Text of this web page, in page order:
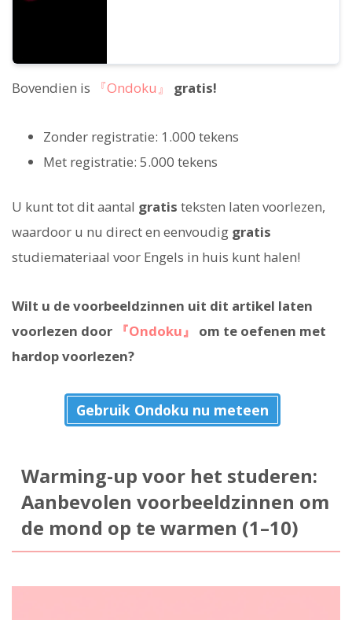
Bovendien is 『Ondoku』 gratis!
Zonder registratie: 1.000 tekens
Met registratie: 5.000 tekens
U kunt tot dit aantal gratis teksten laten voorlezen,
waardoor u nu direct en eenvoudig gratis
studiemateriaal voor Engels in huis kunt halen!
Wilt u de voorbeeldzinnen uit dit artikel laten
voorlezen door
『Ondoku』
om te oefenen met
hardop voorlezen?
Gebruik Ondoku nu meteen
Warming-up voor het studeren:
Aanbevolen voorbeeldzinnen om
de mond op te warmen (1–10)